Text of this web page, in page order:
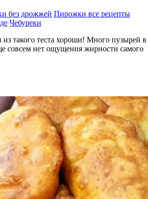
без дрожжей Пирожки все рецепты
Чебуреки
такого теста хороши! Много пузырей в
совсем нет ощущения жирности самого